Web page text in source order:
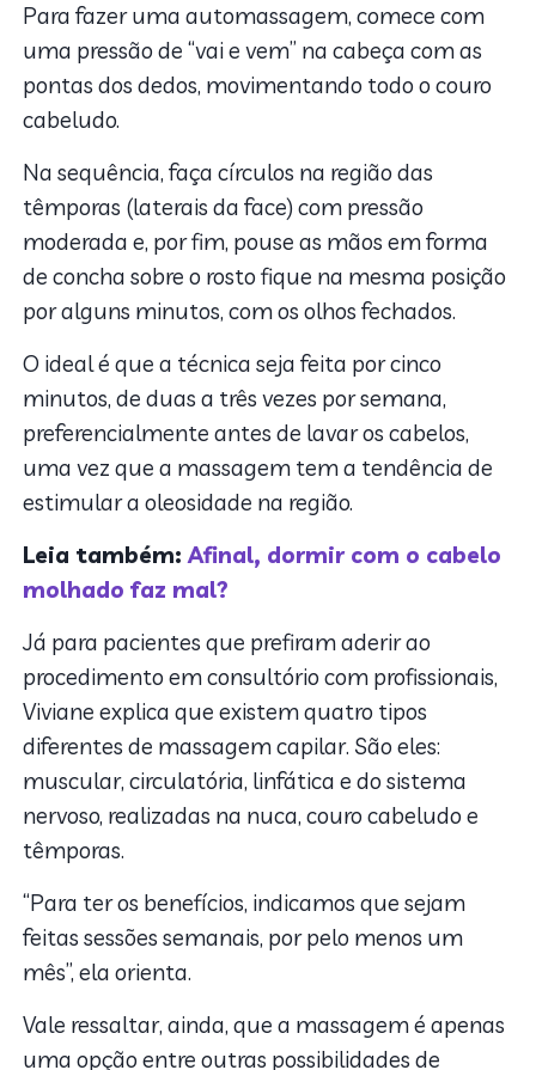
Para fazer uma automassagem, comece com
uma pressão de “vai e vem” na cabeça com as
pontas dos dedos, movimentando todo o couro
cabeludo.
Na sequência, faça círculos na região das
têmporas (laterais da face) com pressão
moderada e, por fim, pouse as mãos em forma
de concha sobre o rosto fique na mesma posição
por alguns minutos, com os olhos fechados.
O ideal é que a técnica seja feita por cinco
minutos, de duas a três vezes por semana,
preferencialmente antes de lavar os cabelos,
uma vez que a massagem tem a tendência de
estimular a oleosidade na região.
Leia também:Afinal, dormir com o cabelo
molhado faz mal?
Já para pacientes que prefiram aderir ao
procedimento em consultório com profissionais,
Viviane explica que existem quatro tipos
diferentes de massagem capilar. São eles:
muscular, circulatória, linfática e do sistema
nervoso, realizadas na nuca, couro cabeludo e
têmporas.
“Para ter os benefícios, indicamos que sejam
feitas sessões semanais, por pelo menos um
mês”, ela orienta.
Vale ressaltar, ainda, que a massagem é apenas
uma opção entre outras possibilidades de